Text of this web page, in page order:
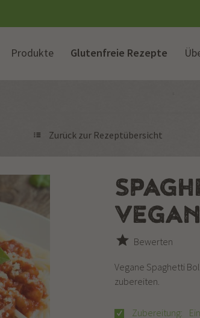
Produkte Glutenfreie Rezepte
Zurück zur Rezeptübersicht
Bewerten
Vegane Spaghetti
zubereiten.
Zubereitung: